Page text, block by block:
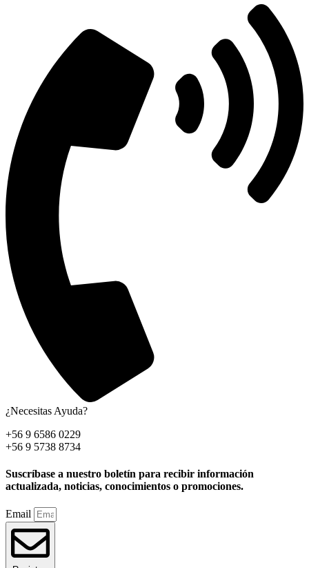
¿Necesitas Ayuda?
+56 9 6586 0229
+56 9 5738 8734
Suscríbase a nuestro boletín para recibir información
actualizada, noticias, conocimientos o promociones.
Email